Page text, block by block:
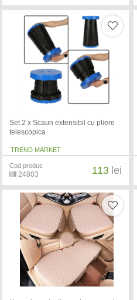
Set 2 x Scaun extensibil cu pliere
telescopica
TREND MARKET
Cod produs
24803 113 lei